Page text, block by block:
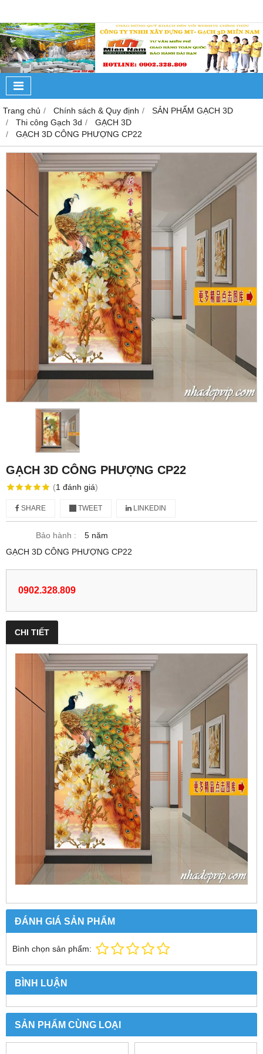
Trang chủ Chính sách & Quy định
SẢN PHẨM GẠCH 3D
Thi công Gạch 3d
GẠCH 3D
GẠCH 3D CÔNG PHƯỢNG CP22
GẠCH 3D CÔNG PHƯỢNG CP22
(1 đánh giá)
SHARE TWEET LINKEDIN
Bảo hành :
5 năm
GẠCH 3D CÔNG PHƯỢNG CP22
0902.328.809
CHI TIẾT
ĐÁNH GIÁ SẢN PHẨM
Bình chọn sản phẩm:
BÌNH LUẬN
SẢN PHẨM CÙNG LOẠI